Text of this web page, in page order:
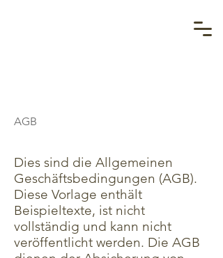
AGB
Dies sind die Allgemeinen
Geschäftsbedingungen (AGB).
Diese Vorlage enthält
Beispieltexte, ist nicht
vollständig und kann nicht
veröffentlicht werden. Die AGB